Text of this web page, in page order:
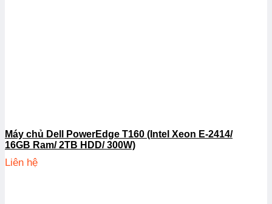
Máy chủ Dell PowerEdge T160 (Intel Xeon E-2414/
16GB Ram/ 2TB HDD/ 300W)
Liên hệ